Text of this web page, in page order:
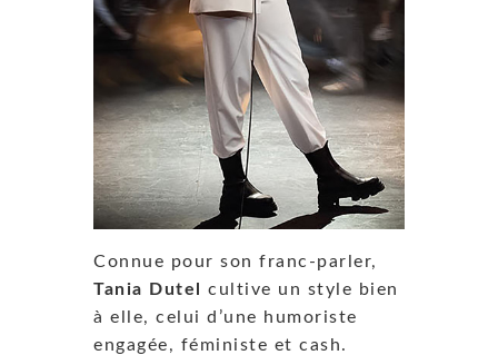
Connue pour son franc-parler,
Tania Dutel cultive un style bien
à elle, celui d’une humoriste
engagée, féministe et cash.